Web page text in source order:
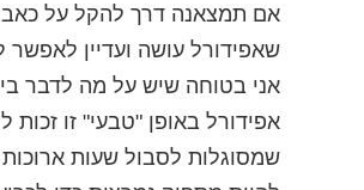
אם תמצאנה דרך להקל על
שאפידורל עושה ועדיין לאפשר
אני בטוחה שיש על מה לדבר
אפידורל באופן "טבעי" זו זכות
שמסוגלות לסבול שעות ארוכות